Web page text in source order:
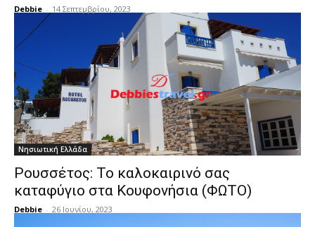
Debbie - 14 Σεπτεμβρίου, 2023
Νησιωτική Ελλάδα
Ρουσσέτος: Το καλοκαιρινό σας
καταφύγιο στα Κουφονήσια (ΦΩΤΟ)
Debbie - 26 Ιουνίου, 2023